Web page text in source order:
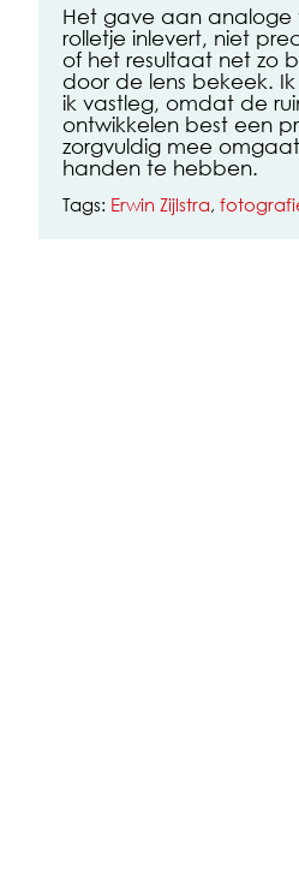
Het gave aan analoge
rolletje inlevert, niet
of het resultaat net zo
door de lens bekeek.
ik vastleg, omdat de
ontwikkelen best een
zorgvuldig mee
handen te hebben.
Tags: Erwin Zijlstra,